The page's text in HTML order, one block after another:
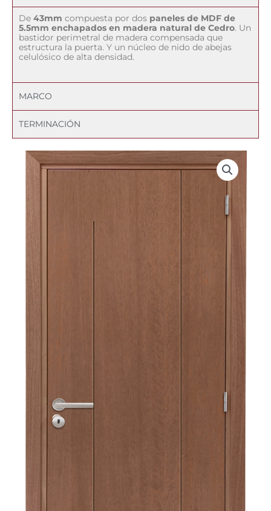
De 43mm compuesta por dos paneles de MDF de
5.5mm enchapados en madera natural de Cedro. Un
bastidor perimetral de madera compensada que
estructura la puerta. Y un núcleo de nido de abejas
celulósico de alta densidad.
MARCO
TERMINACIÓN